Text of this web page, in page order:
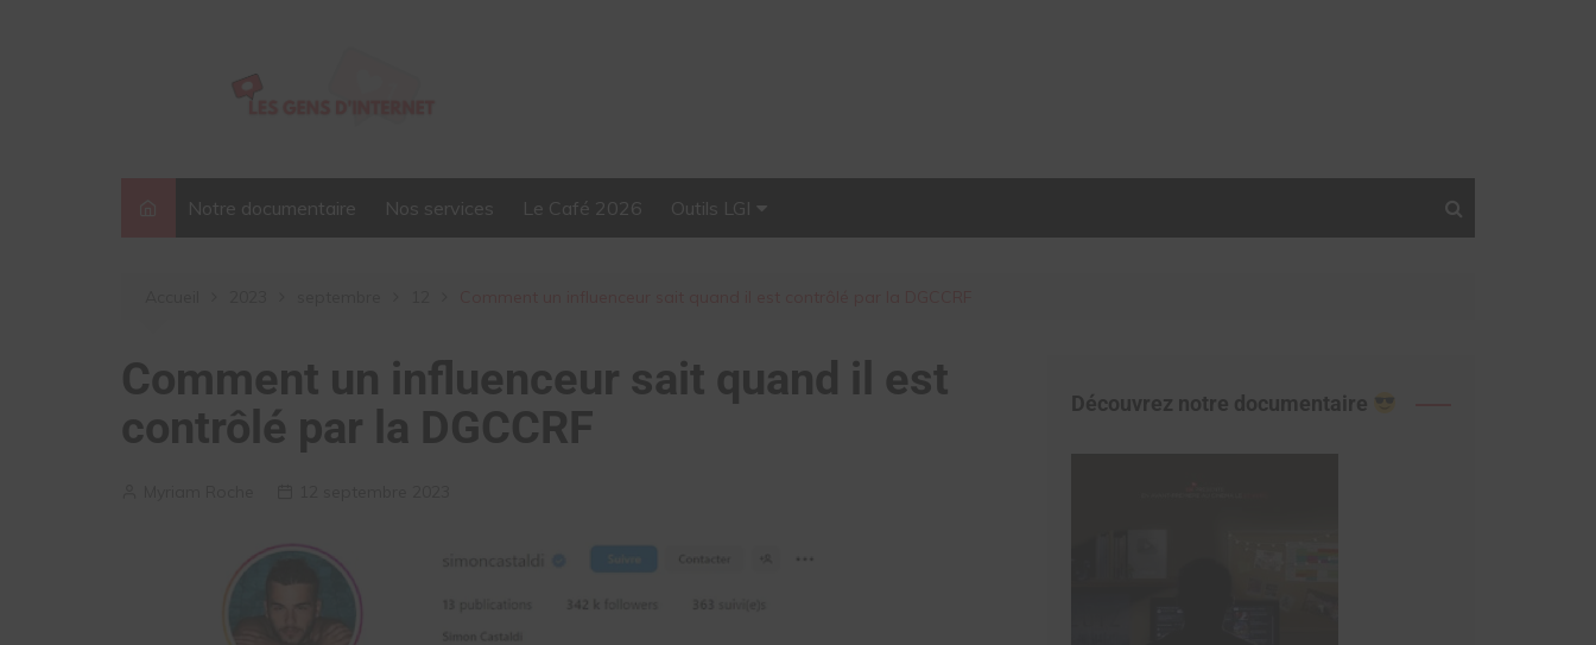
Notre documentaire Nos services Le Café 2026 Outils LGI
Comment un influenceur sait quand il est
contrôlé par la DGCCRF
Découvrez notre documentaire